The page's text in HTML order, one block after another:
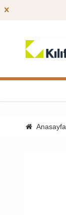
Anasayfa